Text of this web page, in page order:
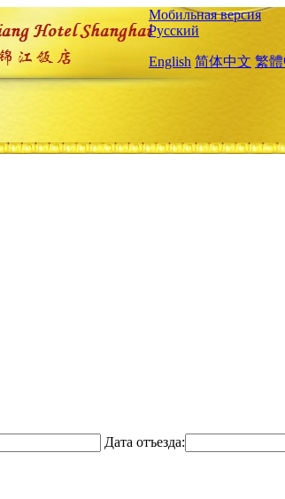
Мобильная версия
Русский
English 简体中文 繁
Дата отъезда: